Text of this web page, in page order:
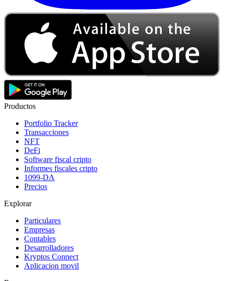
Productos
Portfolio Tracker
Transacciones
NFT
DeFi
Software fiscal cripto
Informes fiscales cripto
1099-DA
Precios
Explorar
Particulares
Empresas
Contables
Desarrolladores
Kryptos Connect
Aplicacion movil